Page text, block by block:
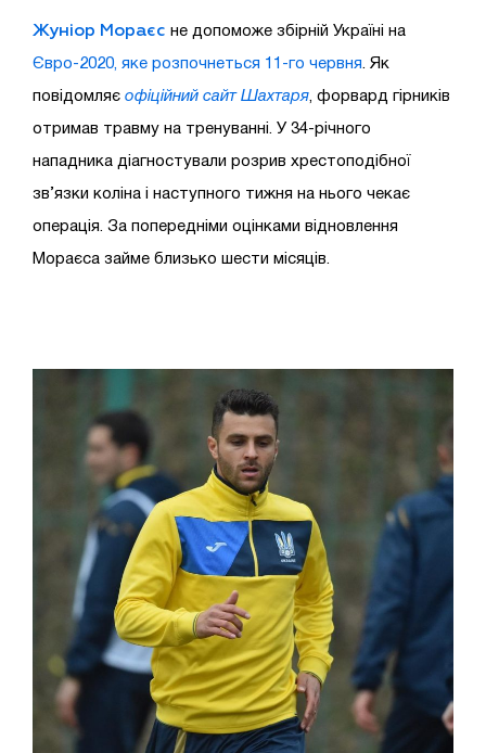
Жуніор Мораєс не допоможе збірній Україні на
Євро-2020, яке розпочнеться 11-го червня . Як
повідомляє офіційний сайт Шахтаря , форвард гірників
отримав травму на тренуванні. У 34-річного
нападника діагностували розрив хрестоподібної
зв’язки коліна і наступного тижня на нього чекає
операція. За попередніми оцінками відновлення
Мораєса займе близько шести місяців.